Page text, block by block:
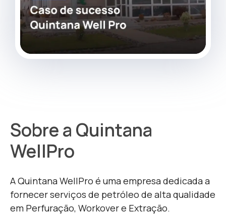
Sobre a Quintana
WellPro
A Quintana WellPro é uma empresa dedicada a
fornecer serviços de petróleo de alta qualidade
em Perfuração, Workover e Extração.